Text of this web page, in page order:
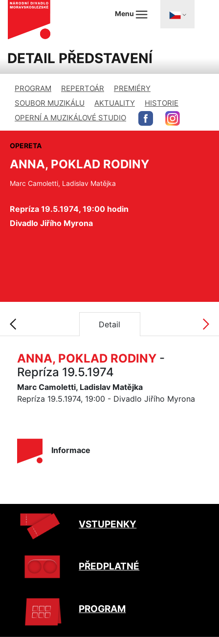
Menu
DETAIL PŘEDSTAVENÍ
PROGRAM REPERTOÁR
PREMIÉRY
SOUBOR MUZIKÁLU
AKTUALITY
HISTORIE
OPERNÍ A MUZIKÁLOVÉ STUDIO
OPERETA
ANNA, POKLAD RODINY
Marc Camoletti, Ladislav Matějka
Repríza 19.5.1974, 19:00 hodin
Divadlo Jiřího Myrona
Detail
ANNA, POKLAD RODINY -
Repríza 19.5.1974
Marc Camoletti, Ladislav Matějka
Repríza 19.5.1974, 19:00 - Divadlo Jiřího Myrona
Informace
VSTUPENKY
PŘEDPLATNÉ
PROGRAM